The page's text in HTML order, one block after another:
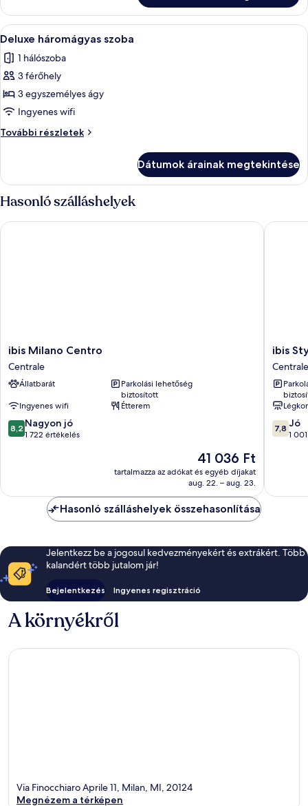
vagy
két
külön
ággyal
két
külön
ággyal
részletei
A
következő
szoba
összes
képének
megtekintése:
Deluxe
háromágyas
Egy franciaágyas hálószoba, mintás
4
Deluxe háromágyas szoba
1 hálószoba
3 férőhely
3 egyszemélyes ágy
Ingyenes wifi
További részletek
Deluxe
részletei
Dátumok árainak megtekintése
Hasonló szálláshelyek
ibis
Milano
Centro
Centrale
ibis Milano Centro
Centrale
Állatbarát
Parkolási lehetőség
biztosított
Ingyenes wifi
Étterem
8.2
ennyiből:
értékelés
8,2 Nagyon jó
1 722 értékelés
Az
ár
41 036 Ft
41 036 Ft
tartalmazza az adókat és egyéb díjakat
aug. 22. – aug. 23.
ibis Milano Centro
ibis
Styles
Milano
Centro
Centrale
ibis
Centrale
7.8
7,8 Jó
1
ibis
Hasonló szálláshelyek összehasonlítása
Jelentkezz be a jogosul kedvezményekért és extrákért. Több
kalandért több jutalom jár!
Bejelentkezés Ingyenes regisztráció
A környékről
Via Finocchiaro Aprile 11, Milan, MI, 20124
Megnézem a térképen